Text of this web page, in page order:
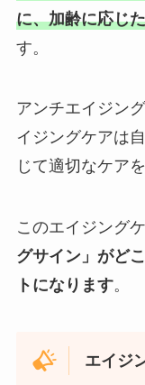
に、加齢に応じ
す。
アンチエイジン
イジングケアは
じて適切なケア
このエイジング
グサイン」がど
トになります。
エイジ